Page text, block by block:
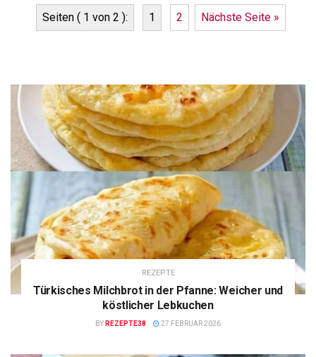
Seiten ( 1 von 2 ): 1 2 Nächste Seite »
REZEPTE
Türkisches Milchbrot in der Pfanne: Weicher und
köstlicher Lebkuchen
BY REZEPTE38 27 FEBRUAR 2026